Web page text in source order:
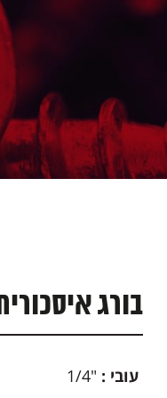
בורג איסכורית "7 – שפיץ + אטם –
עובי :
"1/4